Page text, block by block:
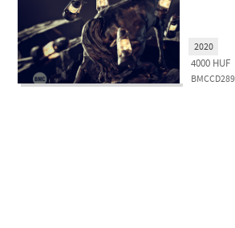
4000 HUF
BMCCD289
2020